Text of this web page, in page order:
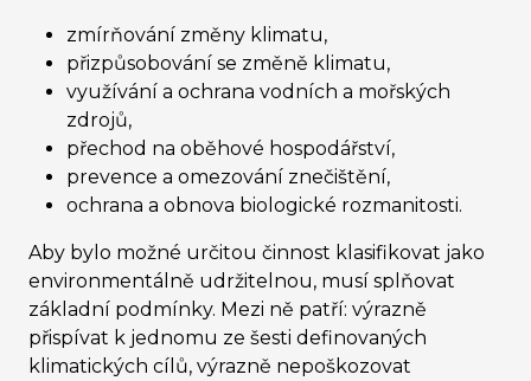
zmírňování změny klimatu,
přizpůsobování se změně klimatu,
využívání a ochrana vodních a mořských
zdrojů,
přechod na oběhové hospodářství,
prevence a omezování znečištění,
ochrana a obnova biologické rozmanitosti.
Aby bylo možné určitou činnost klasifikovat jako
environmentálně udržitelnou, musí splňovat
základní podmínky. Mezi ně patří: výrazně
přispívat k jednomu ze šesti definovaných
klimatických cílů, výrazně nepoškozovat